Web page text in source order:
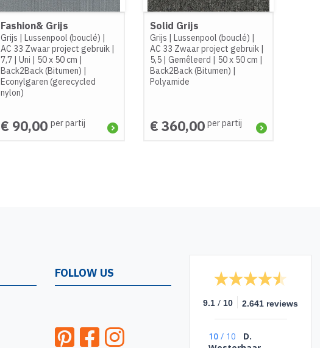
Fashion& Grijs
Grijs |Lussenpool (bouclé) |
AC 33 Zwaar project gebruik |
7,7 |Uni | 50 x 50 cm |
Back2Back (Bitumen) |
Econylgaren (gerecycled
nylon)
€ 90,00 per partij
Solid Grijs
Grijs | Lussenpool (bouclé) |
AC 33 Zwaar project gebruik|
5,5| Gemêleerd | 50 x 50 cm |
Back2Back (Bitumen) |
Polyamide
€ 360,00 per partij
FOLLOW US
9.1 / 10 2.641 reviews
10 / 10
D.